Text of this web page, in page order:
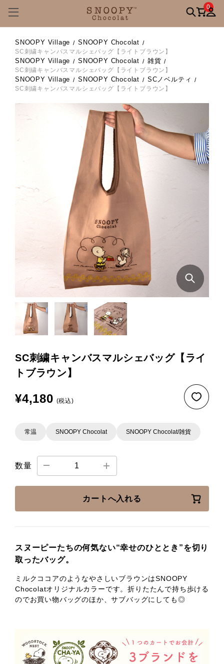
0
SNOOPY Village SNOOPY Chocolat
SC刺繍キャンバスマルシェバッグ【ライトブラウン】
SNOOPY Village SNOOPY Chocolat 雑貨
SC刺繍キャンバスマルシェバッグ【ライトブラウン】
SNOOPY Village SNOOPY Chocolat SCノベルティ
SC刺繍キャンバスマルシェバッグ【ライトブラウン】
SC刺繍キャンバスマルシェバッグ【ライ
トブラウン】
¥4,180 (税込)
常温 SNOOPY Chocolat SNOOPY Chocolat/雑貨
数量
カートへ入れる
スヌーピーたちの何気ない“幸せのひととき”を切り
取ったバッグ。
ミルクココアのようなやさしいブラウンはSNOOPY
Chocolatオリジナルカラーです。折りたたんで持ち歩ける
のでお買い物バッグのほか、サブバッグにしても◎